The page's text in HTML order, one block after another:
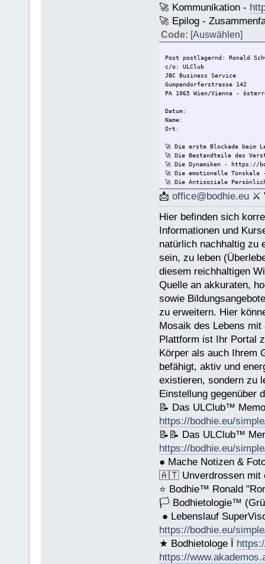
🚀 Kommunikation -
🚀 Epilog -
Code: [Auswählen]
Post postlagernd: Ronald
c/o: ULClub
JBC Business Service
Gumpendorferstrasse 142
PA 1065 Wien/Vienna -
Datum:
Name:
Ort:
🚀 Die erste Blockade beim
🚀 Die Bestandteile des
🚀 Die Dynamiken - https://
🚀 Die emotionelle
🚀 Die Antisoziale
🚀 Die Lösung für Konflikte
🚀 Lösungen für eine
🚀 Ethik unjd die Zustände
🚀 Integrität und
🚀 🟡 Wie Sie jemandem
Wie Sie jemandem helfen
🚀 Werkzeuge für den
🚀 Die Ehe - https://
🚀 Kinder - https://
🚀 Ermittlung und ihr
🚀 Public Relations -
🚀 Planziele und Ziele-
🚀 Kommunikation - https://
Name (BlockBuchStaben)/
Spende € ______.- liegt
📩 office@bodhie.eu⚔
Hier befinden sich
Informationen und
natürlich nachhaltig zu
sein, zu leben
diesem reichhaltigen
Quelle an akkuraten,
sowie
zu erweitern. Hier
Mosaik des Lebens
Plattform ist Ihr Portal
Körper als auch Ihrem
befähigt, aktiv und
existieren, sondern zu
Einstellung gegenüber
📝 Das ULClub™
https://bodhie.eu/
📝📝 Das ULClub™
https://bodhie.eu/
● Mache Notizen &
🇦🇹 Unverdrossen mit
⭐️ Bodhie™ Ronald
🏳 Bodhietologie™
● Lebenslauf
https://bodhie.eu/
★ Bodhietologe Ï
https://